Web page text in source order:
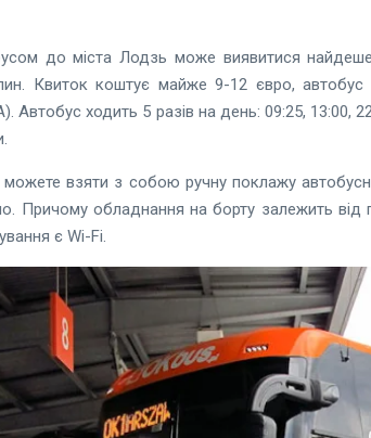
до міста Лодзь може виявитися
Квиток коштує майже 9-12 євро,
Автобус ходить 5 разів на день: 09:25, 13:00,
взяти з собою ручну поклажу
Причому обладнання на борту залежить
є Wi-Fi.